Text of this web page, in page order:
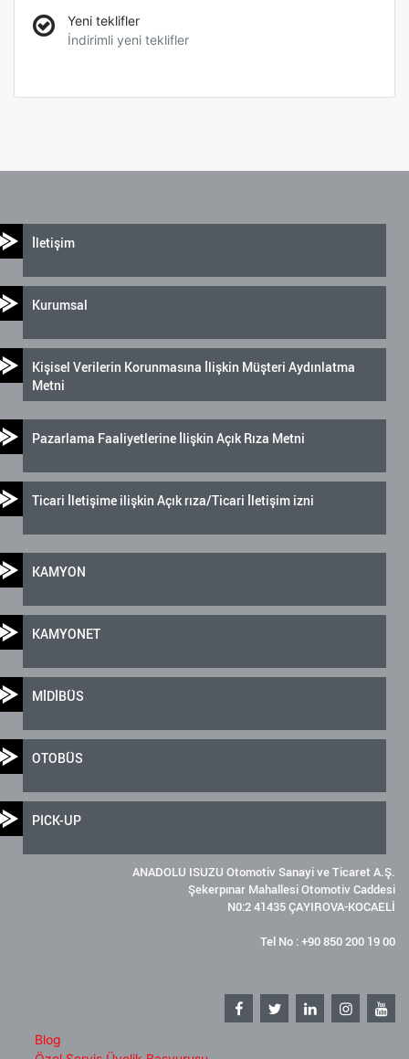
Yeni teklifler
İndirimli yeni teklifler
İletişim
Kurumsal
Kişisel Verilerin Korunmasına İlişkin Müşteri Aydınlatma
Metni
Pazarlama Faaliyetlerine İlişkin Açık Rıza Metni
Ticari İletişime ilişkin Açık rıza/Ticari İletişim izni
KAMYON
KAMYONET
MİDİBÜS
OTOBÜS
PICK-UP
ANADOLU ISUZU Otomotiv Sanayi ve Ticaret A.Ş.
Şekerpınar Mahallesi Otomotiv Caddesi
N0:2 41435 ÇAYIROVA-KOCAELİ
Tel No : +90 850 200 19 00
Blog